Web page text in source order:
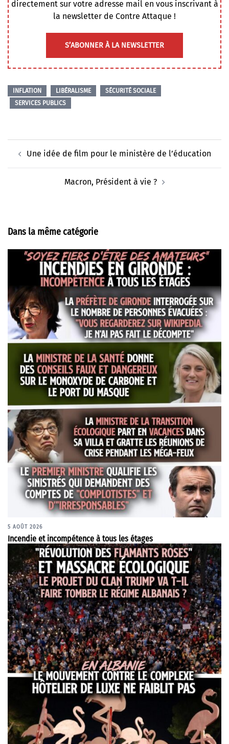
directement sur votre adresse mail en vous inscrivant à
la newsletter de Contre Attaque !
S’ABONNER À LA NEWSLETTER
INFLATION LIBÉRALISME
SÉCURITÉ SOCIALE
SERVICES PUBLICS
d’article
Une idée de film pour le ministère de l’éducation
Macron, Président à vie ?
Dans la même catégorie
5 AOÛT 2026
Incendie et incompétence à tous les étages